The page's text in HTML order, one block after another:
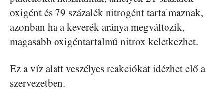
oxigént és 79 százalék nitrogént tartalmaznak,
azonban ha a keverék aránya megváltozik,
magasabb oxigéntartalmú nitrox keletkezhet.
Ez a víz alatt veszélyes reakciókat idézhet elő a
szervezetben.